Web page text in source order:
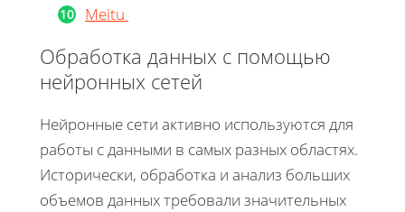
Meitu
Обработка данных с помощью
нейронных сетей
Нейронные сети активно используются для
работы с данными в самых разных областях.
Исторически, обработка и анализ больших
объемов данных требовали значительных